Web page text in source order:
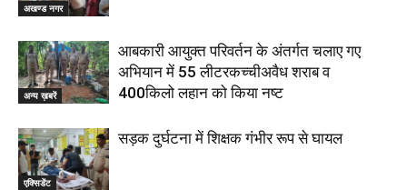
अखण्ड नगर
अन्य ख़बरें
आबकारी आयुक्त परिवर्तन के अंतर्गत चलाए गए
अभियान में 55 लीटरकच्चीअवैध शराब व
400किलो लहान को किया नष्ट
एक्सिडेंट
सड़क दुर्घटना में शिक्षक गंभीर रूप से घायल